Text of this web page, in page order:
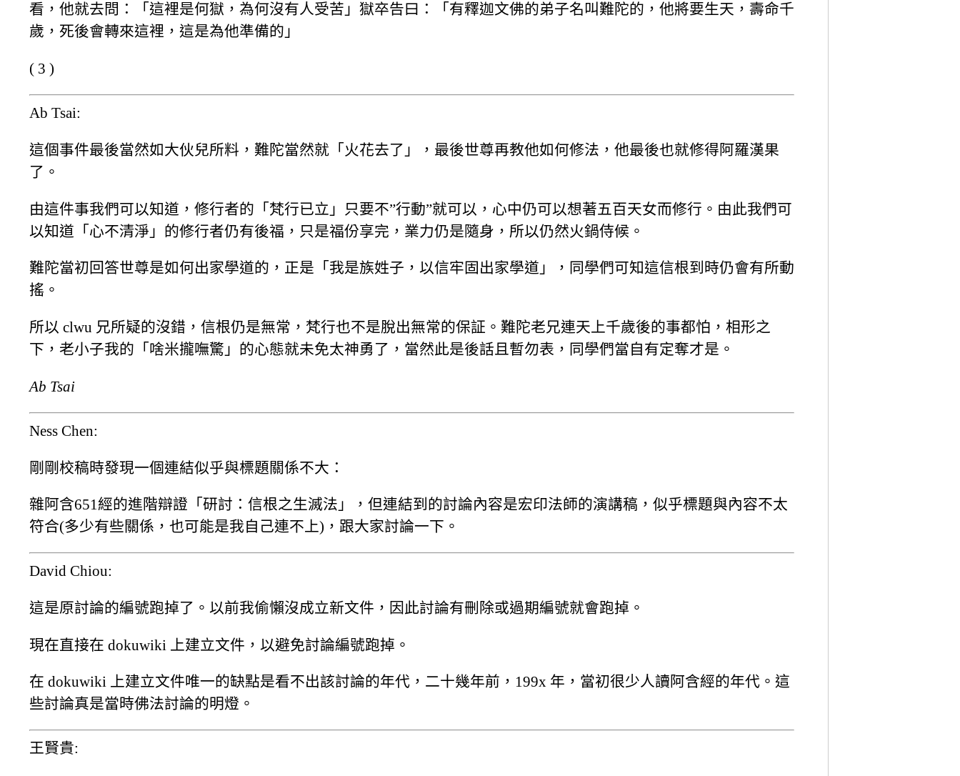
看，他就去問：「這裡是何獄，為何沒有人受苦」獄卒告曰：「有釋迦文佛的弟子名叫難陀的，他將要生天，壽命千
歲，死後會轉來這裡，這是為他準備的」
( 3 )
Ab Tsai:
這個事件最後當然如大伙兒所料，難陀當然就「火花去了」，最後世尊再教他如何修法，他最後也就修得阿羅漢果
了。
由這件事我們可以知道，修行者的「梵行已立」只要不”行動”就可以，心中仍可以想著五百天女而修行。由此我們可
以知道「心不清淨」的修行者仍有後福，只是福份享完，業力仍是隨身，所以仍然火鍋侍候。
難陀當初回答世尊是如何出家學道的，正是「我是族姓子，以信牢固出家學道」，同學們可知這信根到時仍會有所動
搖。
所以 clwu 兄所疑的沒錯，信根仍是無常，梵行也不是脫出無常的保証。難陀老兄連天上千歲後的事都怕，相形之
下，老小子我的「啥米攏嘸驚」的心態就未免太神勇了，當然此是後話且暫勿表，同學們當自有定奪才是。
Ab Tsai
Ness Chen:
剛剛校稿時發現一個連結似乎與標題關係不大：
雜阿含651經的進階辯證「研討：信根之生滅法」，但連結到的討論內容是宏印法師的演講稿，似乎標題與內容不太
符合(多少有些關係，也可能是我自己連不上)，跟大家討論一下。
David Chiou:
這是原討論的編號跑掉了。以前我偷懶沒成立新文件，因此討論有刪除或過期編號就會跑掉。
現在直接在 dokuwiki 上建立文件，以避免討論編號跑掉。
在 dokuwiki 上建立文件唯一的缺點是看不出該討論的年代，二十幾年前，199x 年，當初很少人讀阿含經的年代。這
些討論真是當時佛法討論的明燈。
王賢貴: